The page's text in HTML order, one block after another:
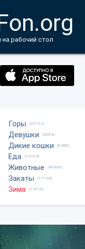
на рабочий стол
Горы (20702)
Девушки (2684)
Дикие кошки (6488)
Еда (13704)
Животные (49468)
Закаты (17738)
Зима (13510)